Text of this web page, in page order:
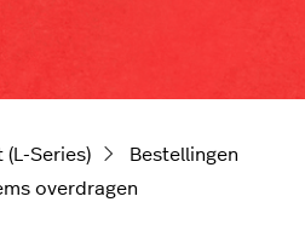
(L-Series)
Bestellingen
overdragen